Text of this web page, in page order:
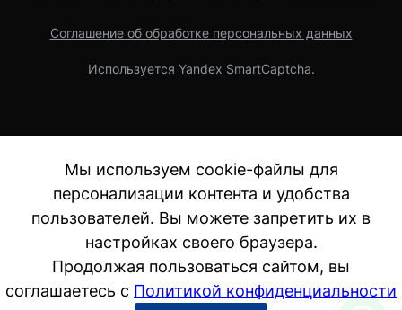
Соглашение об обработке персональных данных
Используется Yandex SmartCaptcha.
Мы используем cookie-файлы для
персонализации контента и удобства
пользователей. Вы можете запретить их в
настройках своего браузера.
Продолжая пользоваться сайтом, вы
соглашаетесь с Политикой конфиденциальности